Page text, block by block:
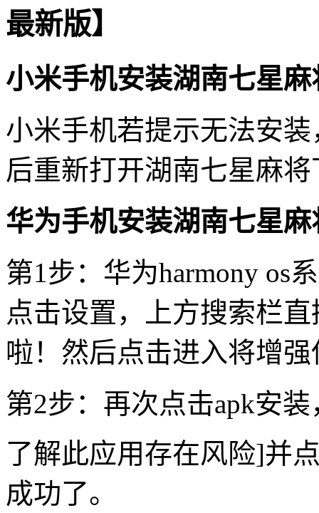
最新版】
小米手机安装湖南七星麻
小米手机若提示无法安
后重新打开湖南七星麻
华为手机安装湖南七星麻
第1步：华为harmony os
点击设置，上方搜索栏
啦！然后点击进入将增
第2步：再次点击apk安
了解此应用存在风险]并
成功了。